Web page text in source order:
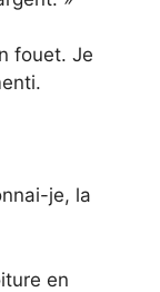
fouet. Je
je, la
en